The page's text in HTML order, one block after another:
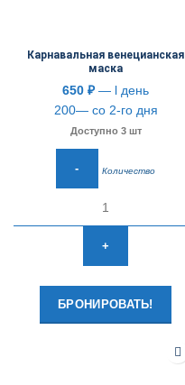
Карнавальная венецианская
маска
650 ₽— l день
200— со 2-го дня
Доступно 3 шт
Количество
БРОНИРОВАТЬ!